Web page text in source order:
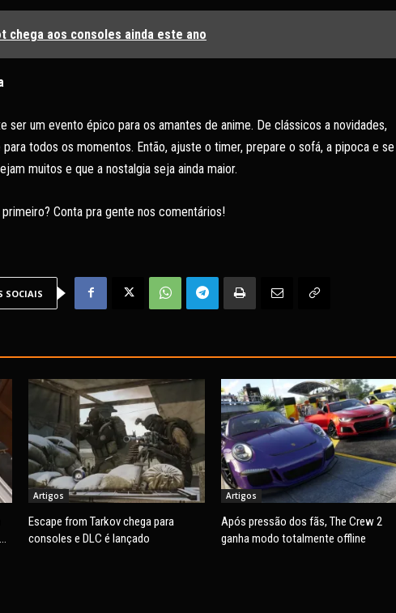
chega aos consoles ainda este ano
ser um evento épico para os amantes de anime. De clássicos a novidades,
todos os momentos. Então, ajuste o timer, prepare o sofá, a pipoca e se
muitos e que a nostalgia seja ainda maior.
Conta pra gente nos comentários!
SOCIAIS
Artigos
Escape from Tarkov chega para
consoles e DLC é lançado
Artigos
Após pressão dos fãs, The Crew 2
ganha modo totalmente offline